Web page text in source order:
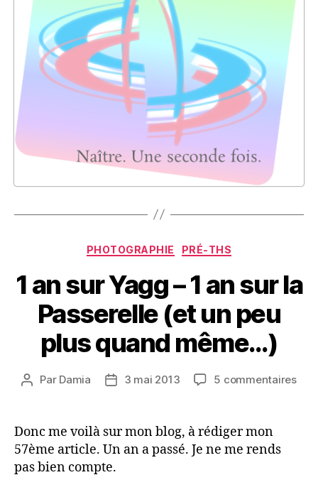
Catégories
PHOTOGRAPHIE PRÉ-THS
1 an sur Yagg – 1 an sur la
Passerelle (et un peu
plus quand même…)
Auteur
Par Damia
Date3 mai 2013 5 commentairessur
Donc me voilà sur mon blog, à rédiger mon
57ème article. Un an a passé. Je ne me rends
pas bien compte.